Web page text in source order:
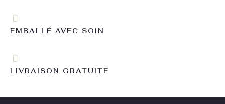
EMBALLÉ AVEC SOIN
LIVRAISON GRATUITE